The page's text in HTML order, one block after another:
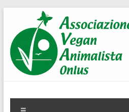
contenuto
AVA
Associazione Vegan Animalista